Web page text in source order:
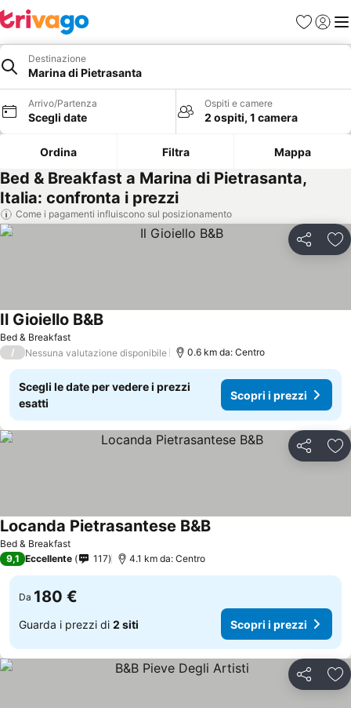
PreferitiAccedi
Destinazione
Marina di Pietrasanta
Arrivo/Partenza
Scegli date
Ospiti e camere
2 ospiti, 1 camera
Ordina Filtra Mappa
Bed & Breakfast a Marina di Pietrasanta,
Italia: confronta i prezzi
Come i pagamenti influiscono sul posizionamento
Condividi
Bed & Breakfast
Il Gioiello B&B
/ Nessuna valutazione disponibile 0.6 km da: Centro
Scegli le date per vedere i prezzi
esatti
Scopri i prezzi
Condividi
Bed & Breakfast
Locanda Pietrasantese B&B
9,1 Eccellente 117 4.1 km da: Centro
Da 180 €
Guarda i prezzi di 2 siti Scopri i prezzi
Condividi